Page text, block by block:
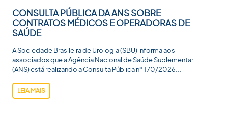
CONSULTA PÚBLICA DA ANS SOBRE
CONTRATOS MÉDICOS E OPERADORAS DE
SAÚDE
A Sociedade Brasileira de Urologia (SBU) informa aos
associados que a Agência Nacional de Saúde Suplementar
(ANS) está realizando a Consulta Pública nº 170/2026...
LEIA MAIS